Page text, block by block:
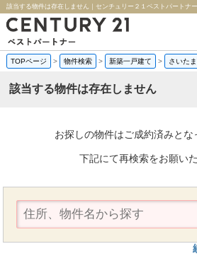
該当する物件は存在しません｜センチュリー２１ベストパートナー
TOPページ > 物件検索 > 新築一戸建て > さいた
該当する物件は存在しません
お探しの物件はご成約済みとな
下記にて再検索をお願いた